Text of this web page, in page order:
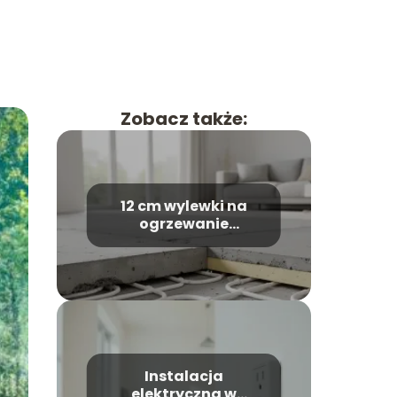
Zobacz także:
12 cm wylewki na
ogrzewanie
podłogowe – czy to
nie za dużo?
Instalacja